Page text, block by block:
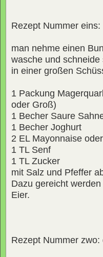
Rezept Nummer eins:
man nehme einen
wasche und
in einer großen
1 Packung
oder Groß)
1 Becher Saure
1 Becher Joghurt
2 EL Mayonnaise
1 TL Senf
1 TL Zucker
mit Salz und Pfeffer
Dazu gereicht
Eier.
Rezept Nummer zwo: